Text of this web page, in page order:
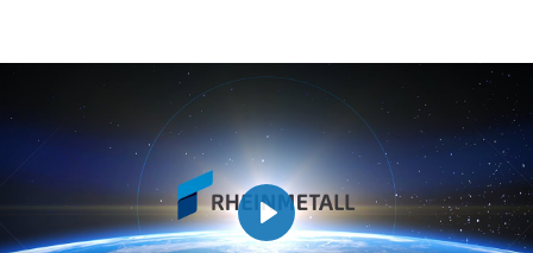
Play